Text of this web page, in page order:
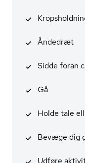
Åndedræt
Sidde foran
Gå
Holde tale
Bevæge dig
Udføre